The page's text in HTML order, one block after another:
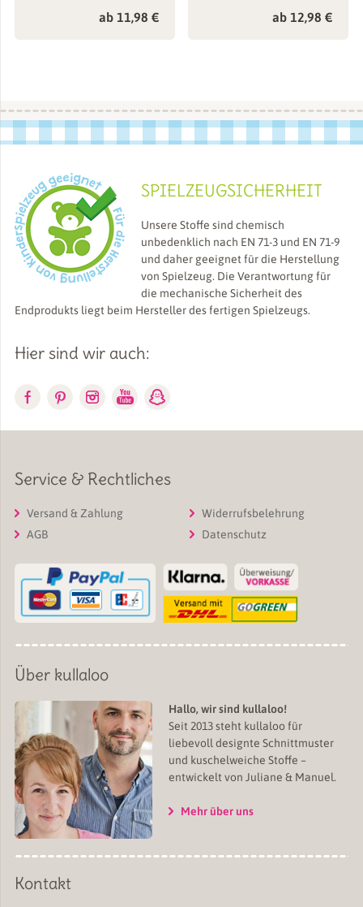
ab 11,98 €
ab 12,98€
SPIELZEUGSICHERHEIT
Unsere Stoffe sind chemisch
unbedenklich nach EN 71-3 und EN 71-9
und daher geeignet für die Herstellung
von Spielzeug. Die Verantwortung für
die mechanische Sicherheit des
Endprodukts liegt beim Hersteller des fertigen Spielzeugs.
Hier sind wir auch:
Service & Rechtliches
Versand & Zahlung
AGB
Widerrufsbelehrung
Datenschutz
Über kullaloo
Hallo, wir sind kullaloo!
Seit 2013 steht kullaloo für
liebevoll designte Schnittmuster
und kuschelweiche Stoffe –
entwickelt von Juliane & Manuel.
Mehr über uns
Kontakt